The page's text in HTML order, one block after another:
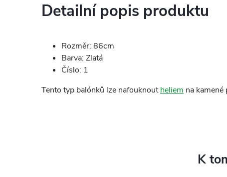
Detailní popis produktu
Rozměr: 86cm
Barva: Zlatá
Číslo: 1
Tento typ balónků lze nafouknoutheliem na kamené
K